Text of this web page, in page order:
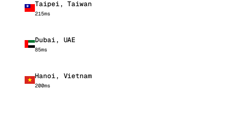
Taipei, Taiwan
215ms
Dubai, UAE
85ms
Hanoi, Vietnam
200ms